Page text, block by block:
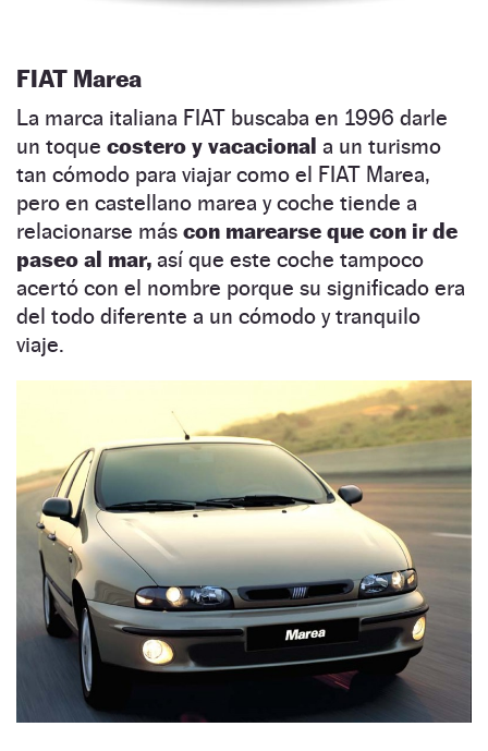
FIAT Marea
La marca italiana FIAT buscaba en 1996 darle
un toque costero y vacacional a un turismo
tan cómodo para viajar como el FIAT Marea,
pero en castellano marea y coche tiende a
relacionarse más con marearse que con ir de
paseo al mar, así que este coche tampoco
acertó con el nombre porque su significado era
del todo diferente a un cómodo y tranquilo
viaje.